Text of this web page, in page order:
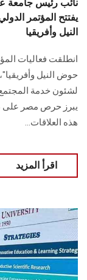
نائب رئيس جامعة
يفتتح المؤتمر
النيل وأفريقيا
انطلقت فعاليات
حوض النيل
لشئون خدمة المجتمع
يبرز حرص مصر على
هذه العلاقات...
اقرأ المزيد